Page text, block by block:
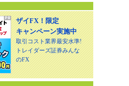
ザイFX！限定
キャンペーン実施中
取引コスト業界最安水準!
トレイダーズ証券みんな
のFX